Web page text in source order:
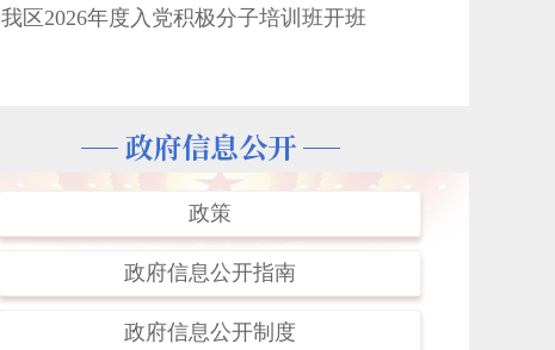
我区2026年度入党积极分子培训班开班
我区召开“挖掘本土历史记忆 守护新邱人文根
区委召开“围绕中心 服务大局”专题座谈会
政策
政府信息公开指南
政府信息公开制度